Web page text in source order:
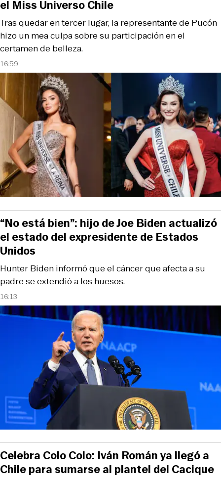
16:59
Tras quedar en tercer lugar, la representante de Pucón
hizo un mea culpa sobre su participación en el
certamen de belleza.
el Miss Universo Chile
16:13
Hunter Biden informó que el cáncer que afecta a su
padre se extendió a los huesos.
“No está bien”: hijo de Joe Biden actualizó
el estado del expresidente de Estados
Unidos
Celebra Colo Colo: Iván Román ya llegó a
Chile para sumarse al plantel del Cacique